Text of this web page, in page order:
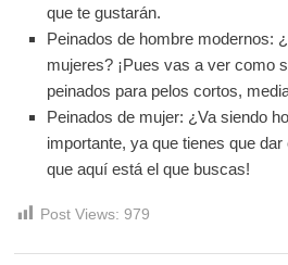
que te gustarán.
Peinados de hombre modernos:
mujeres? ¡Pues vas a ver como
peinados para pelos cortos,
Peinados de mujer: ¿Va siendo
importante, ya que tienes que
que aquí está el que buscas!
Post Views: 979